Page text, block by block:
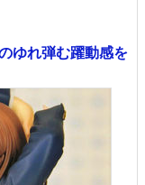
ゆれ弾む躍動感を